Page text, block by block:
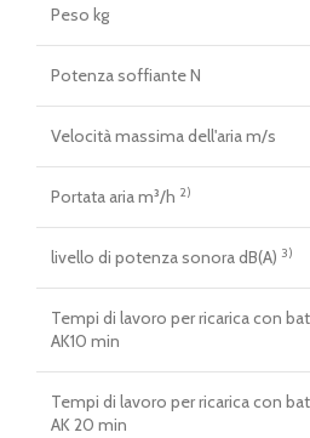
Peso kg
Potenza soffiante N
Velocità massima dell'aria m/s
Portata aria m³/h 2)
livello di potenza sonora dB(A) 3)
Tempi di lavoro per ricarica con
AK10 min
Tempi di lavoro per ricarica con
AK 20 min